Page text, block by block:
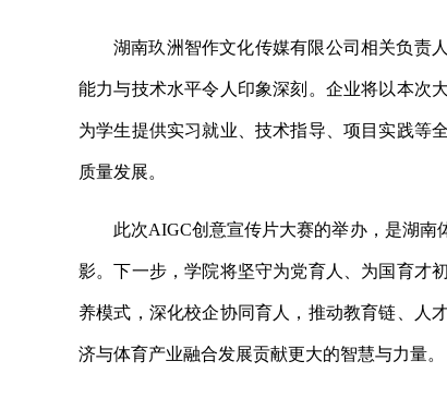
湖南玖洲智作文化传媒有限公司相关负责
能力与技术水平令人印象深刻。企业将以本次
为学生提供实习就业、技术指导、项目实践等
质量发展。
此次AIGC创意宣传片大赛的举办，是湖
影。下一步，学院将坚守为党育人、为国育才
养模式，深化校企协同育人，推动教育链、人
济与体育产业融合发展贡献更大的智慧与力量。